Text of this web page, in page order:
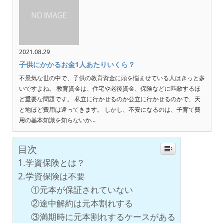
2021.08.29
子供にかかるお金1人あたりいくら？
不景気な世の中で、子供の教育資金に頭を悩ませている人はきっと多
いですよね。 教育資金は、住宅や老後資金、保険などに匹敵するほ
ど重要な問題です。 私立に行かせるのか公立に行かせるのかで、天
と地ほど費用は違ってきます。 しかし、不安になるのは、子育て費
用の基本知識を知らないか...
目次
1.学資保険とは？
2.学資保険は不要
①元本が保証されていない
②途中解約は元本割れする
③満期時に元本割れするケースがある